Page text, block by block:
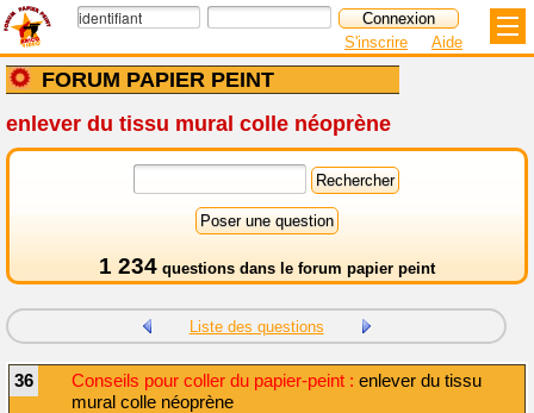
FORUM PAPIER PEINT
S'inscrire Aide
enlever du tissu mural colle néoprène
1 234 questions dans le forum papier peint
Liste des questions
36 Conseils pour coller du papier-peint : enlever du tissu
mural colle néoprène